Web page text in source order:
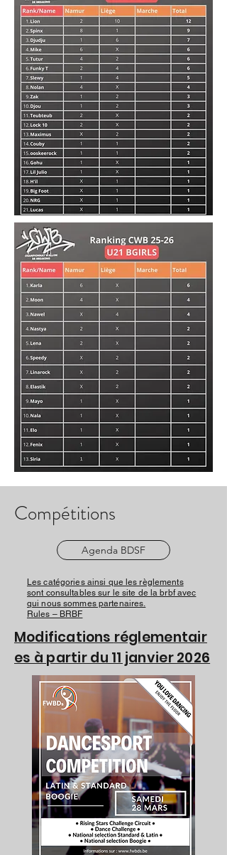
Compétitions
Agenda BDSF
Les catégories ainsi que les règlements
sont consultables sur le site de la brbf avec
qui nous sommes partenaires.
Rules – BRBF
Modifications réglementair
es à partir du 11 janvier 2026